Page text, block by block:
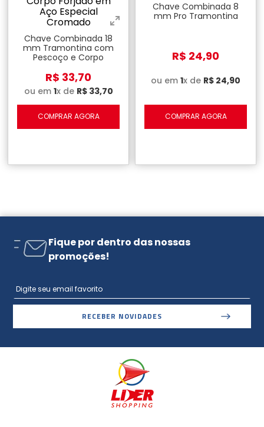
Chave Combinada 18
mm Tramontina com
Pescoço e Corpo
Cromado
R$ 33,70
ou em 1x de R$ 33,70
COMPRAR AGORA
Chave Combinada 8
mm Pro Tramontina
R$ 24,90
ou em 1x de R$ 24,90
COMPRAR AGORA
Fique por dentro das nossas
promoções!
RECEBER NOVIDADES